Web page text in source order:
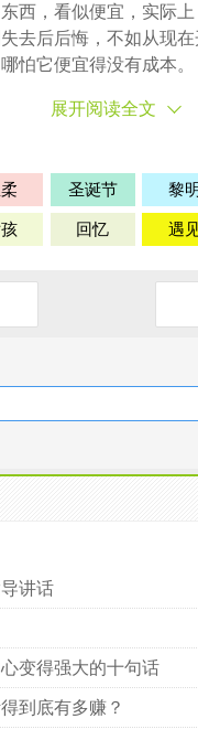
西，看似便宜，实际
去后后悔，不如从现
怕它便宜得没有成本。
展开阅读全文
圣诞节 黎
回忆 遇
讲话
变得强大的十句话
到底有多赚？